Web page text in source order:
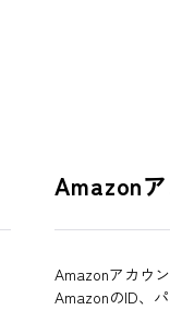
Amazon
Amazonアカウ
AmazonのID、